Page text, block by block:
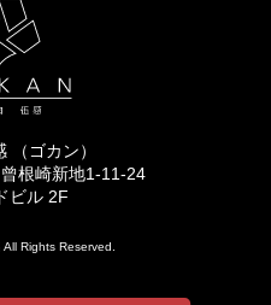
（ゴカン）
根崎新地1-11-24
ビル 2F
Rights Reserved.